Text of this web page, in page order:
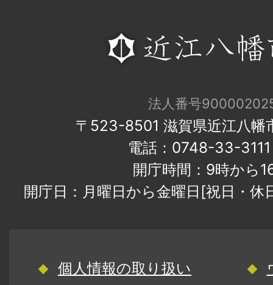
法人番号
〒523-8501 滋賀県近江八幡
電話：0748-33-
開庁時間：9時から
開庁日：月曜日から金曜日[祝日・
個人情報の取り扱い